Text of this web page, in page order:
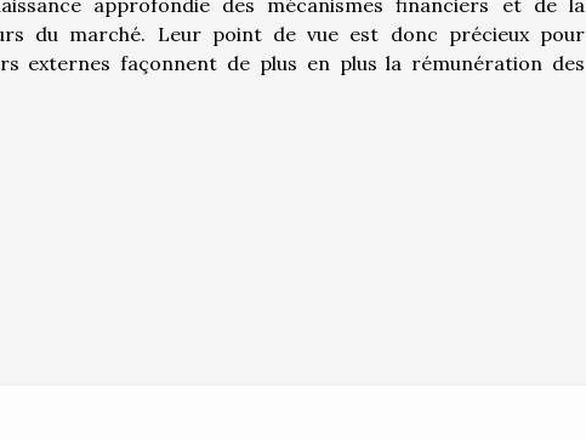
approfondie des mécanismes financiers et de la
du marché. Leur point de vue est donc précieux pour
externes façonnent de plus en plus la rémunération des